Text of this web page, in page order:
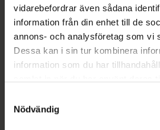
vidarebefordrar även sådana
information från din enhet till de
annons- och analysföretag som vi
Dessa kan i sin tur kombinera
information som du har
återkalla ditt samtycke via
cookieinställningar. Ett återkallat
Nödvändig
Barn och föräldrar
BarntandborstarMun och
Mun- och tandvård hos
Mun- och tandvård hos